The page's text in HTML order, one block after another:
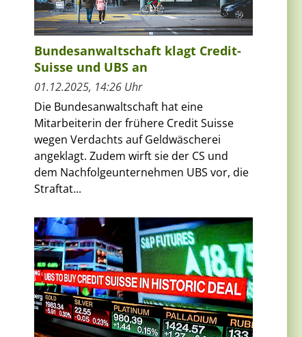
Bundesanwaltschaft klagt Credit-
Suisse und UBS an
01.12.2025, 14:26 Uhr
Die Bundesanwaltschaft hat eine
Mitarbeiterin der frühere Credit Suisse
wegen Verdachts auf Geldwäscherei
angeklagt. Zudem wirft sie der CS und
dem Nachfolgeunternehmen UBS vor, die
Straftat...